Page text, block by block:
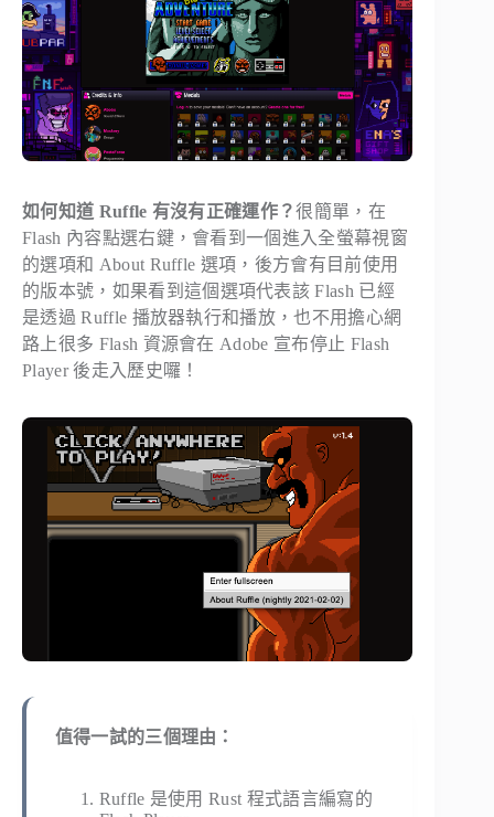
如何知道 Ruffle 有沒有正確運作？很簡單，在
Flash 內容點選右鍵，會看到一個進入全螢幕視窗
的選項和 About Ruffle 選項，後方會有目前使用
的版本號，如果看到這個選項代表該 Flash 已經
是透過 Ruffle 播放器執行和播放，也不用擔心網
路上很多 Flash 資源會在 Adobe 宣布停止 Flash
Player 後走入歷史囉！
值得一試的三個理由：
Ruffle 是使用 Rust 程式語言編寫的